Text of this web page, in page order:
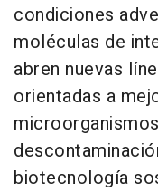
condiciones
moléculas de
abren nuevas
orientadas a
biotecnología